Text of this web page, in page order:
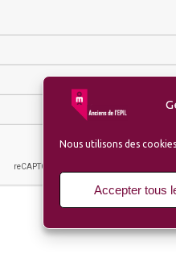
Nous utilisons des
Accepter tous